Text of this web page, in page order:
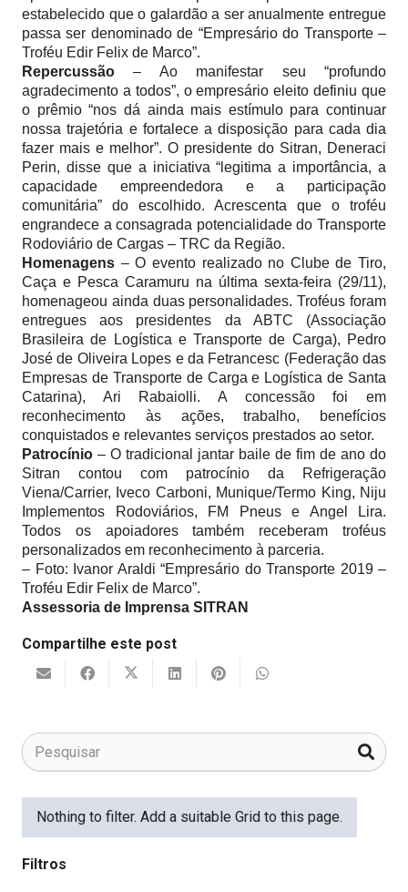
estabelecido que o galardão a ser anualmente entregue
passa ser denominado de “Empresário do Transporte –
Troféu Edir Felix de Marco”.
Repercussão– Ao manifestar seu “profundo
agradecimento a todos”, o empresário eleito definiu que
o prêmio “nos dá ainda mais estímulo para continuar
nossa trajetória e fortalece a disposição para cada dia
fazer mais e melhor”. O presidente do Sitran, Deneraci
Perin, disse que a iniciativa “legitima a importância, a
capacidade empreendedora e a participação
comunitária” do escolhido. Acrescenta que o troféu
engrandece a consagrada potencialidade do Transporte
Rodoviário de Cargas – TRC da Região.
Homenagens – O evento realizado no Clube de Tiro,
Caça e Pesca Caramuru na última sexta-feira (29/11),
homenageou ainda duas personalidades. Troféus foram
entregues aos presidentes da ABTC (Associação
Brasileira de Logística e Transporte de Carga), Pedro
José de Oliveira Lopes e da Fetrancesc (Federação das
Empresas de Transporte de Carga e Logística de Santa
Catarina), Ari Rabaiolli. A concessão foi em
reconhecimento às ações, trabalho, benefícios
conquistados e relevantes serviços prestados ao setor.
Patrocínio – O tradicional jantar baile de fim de ano do
Sitran contou com patrocínio da Refrigeração
Viena/Carrier, Iveco Carboni, Munique/Termo King, Niju
Implementos Rodoviários, FM Pneus e Angel Lira.
Todos os apoiadores também receberam troféus
personalizados em reconhecimento à parceria.
– Foto: Ivanor Araldi “Empresário do Transporte 2019 –
Troféu Edir Felix de Marco”.
Assessoria de Imprensa SITRAN
Compartilhe este post
Nothing to filter. Add a suitable Grid to this page.
Filtros